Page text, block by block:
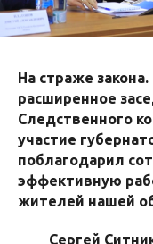
На страже
расширенное
Следственного
участие
поблагодарил
эффективную
жителей нашей
Сергей